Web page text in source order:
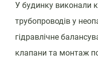
У будинку виконали
трубопроводів у
гідравлічне
клапани та монтаж